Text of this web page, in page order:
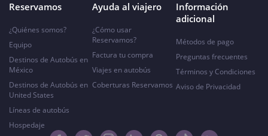
Reservamos
¿Quiénes somos?
Equipo
Destinos de Autobús en
México
Destinos de Autobús en
United States
Líneas de autobús
Hospedaje
Ayuda al viajero
¿Cómo usar
Reservamos?
Factura tu compra
Viajes en autobús
Coberturas Reservamos
Información
adicional
Métodos de pago
Preguntas frecuentes
Términos y Condiciones
Aviso de Privacidad